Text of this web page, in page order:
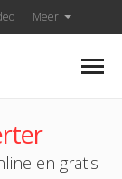
Meer
en gratis